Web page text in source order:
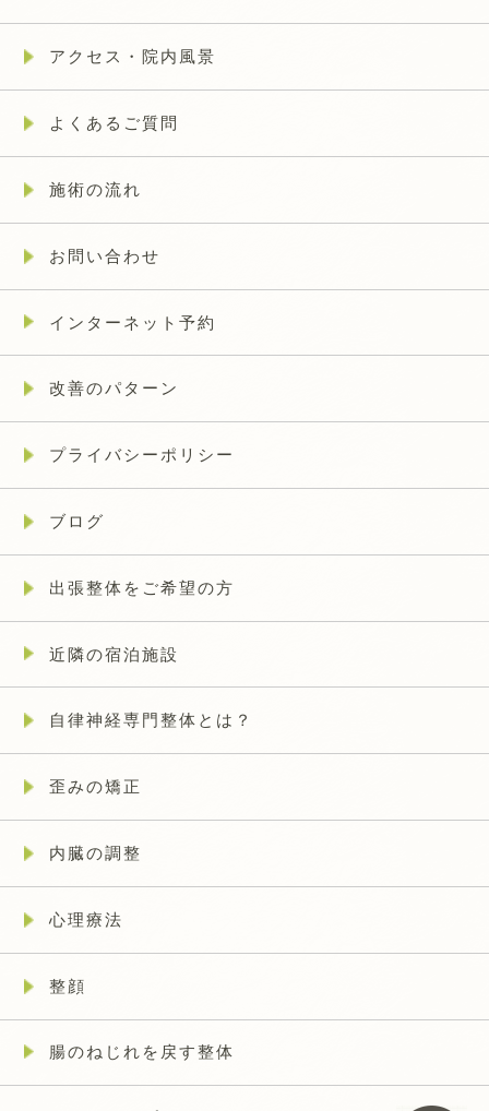
アクセス・院内風景
よくあるご質問
施術の流れ
お問い合わせ
インターネット予約
改善のパターン
プライバシーポリシー
ブログ
出張整体をご希望の方
近隣の宿泊施設
自律神経専門整体とは？
歪みの矯正
内臓の調整
心理療法
整顔
腸のねじれを戻す整体